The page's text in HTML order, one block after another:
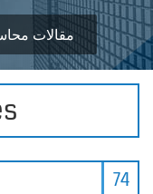
مقالات
74